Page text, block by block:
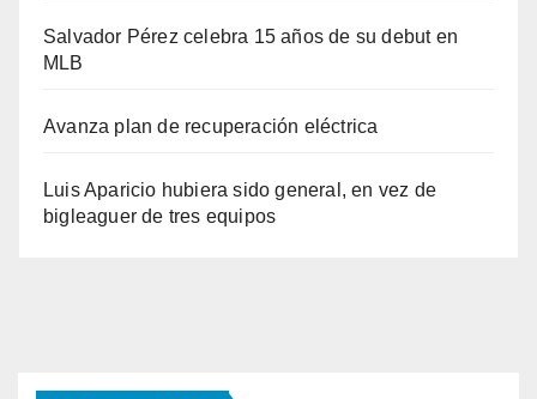
Salvador Pérez celebra 15 años de su debut en
MLB
Avanza plan de recuperación eléctrica
Luis Aparicio hubiera sido general, en vez de
bigleaguer de tres equipos